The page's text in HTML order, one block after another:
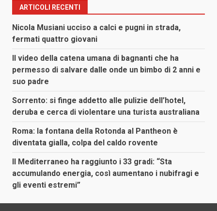
ARTICOLI RECENTI
Nicola Musiani ucciso a calci e pugni in strada,
fermati quattro giovani
Il video della catena umana di bagnanti che ha
permesso di salvare dalle onde un bimbo di 2 anni e
suo padre
Sorrento: si finge addetto alle pulizie dell’hotel,
deruba e cerca di violentare una turista australiana
Roma: la fontana della Rotonda al Pantheon è
diventata gialla, colpa del caldo rovente
Il Mediterraneo ha raggiunto i 33 gradi: “Sta
accumulando energia, così aumentano i nubifragi e
gli eventi estremi”